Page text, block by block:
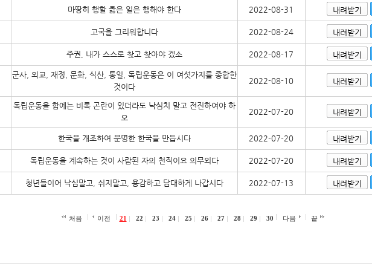
마땅히 행할 옳은 일은 행해야 한다 2022-08-31 내려받기
고국을 그리워합니다 2022-08-24 내려받기
주권, 내가 스스로 찾고 찾아야 겠소 2022-08-17 내려받기
군사, 외교, 재정, 문화, 식산, 통일, 독립운동은 이 여섯가지를 종합한
것이다
2022-08-10 내려받기
독립운동을 함에는 비록 곤란이 있더라도 낙심치 말고 전진하여야 하
오
2022-07-20 내려받기
한국을 개조하여 문명한 한국을 만듭시다 2022-07-20 내려받기
독립운동을 계속하는 것이 사람된 자의 천직이요 의무외다 2022-07-20 내려받기
청년들이어 낙심말고, 쉬지말고, 용감하고 담대하게 나갑시다 2022-07-13 내려받기
처음 이전 21 22 23 24 25 26 27 28 29 30 다음 끝